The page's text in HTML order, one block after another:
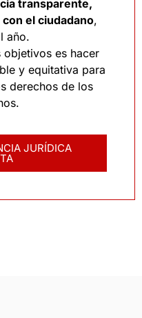
transparente,
el ciudadano,
año.
objetivos es hacer
y equitativa para
derechos de los
JURÍDICA